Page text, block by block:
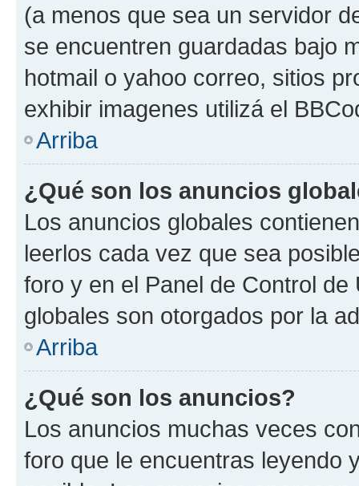
(a menos que sea un servidor
se encuentren guardadas bajo
hotmail o yahoo correo, sitios
exhibir imagenes utilizá el
Arriba
¿Qué son los anuncios
Los anuncios globales
leerlos cada vez que sea
foro y en el Panel de Control
globales son otorgados por la
Arriba
¿Qué son los anuncios?
Los anuncios muchas veces
foro que le encuentras leyendo